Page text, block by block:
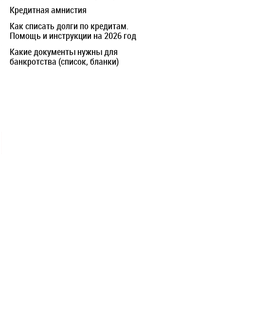
Кредитная амнистия
Как списать долги по кредитам.
Помощь и инструкции на 2026 год
Какие документы нужны для
банкротства (список, бланки)